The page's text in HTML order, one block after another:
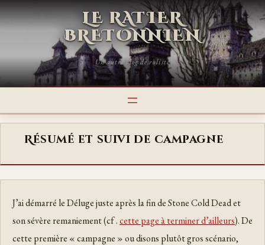
LE RATIER
BRETONNIEN
Un autre blog de roliste
Résumé et suivi de campagne
J’ai démarré le Déluge juste après la fin de Stone Cold Dead et
son sévère remaniement (cf .cette page à terminer d’ailleurs). De
cette première « campagne » ou disons plutôt gros scénario,